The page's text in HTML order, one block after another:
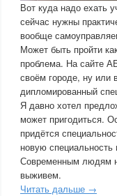
Вот куда надо ехать
сейчас нужны
вообще
Может быть пройти
проблема. На сайте
своём городе, ну или
дипломированный
Я давно хотел
может пригодиться.
придётся
новую специальность
Современным людям
выживем.
Читать дальше →